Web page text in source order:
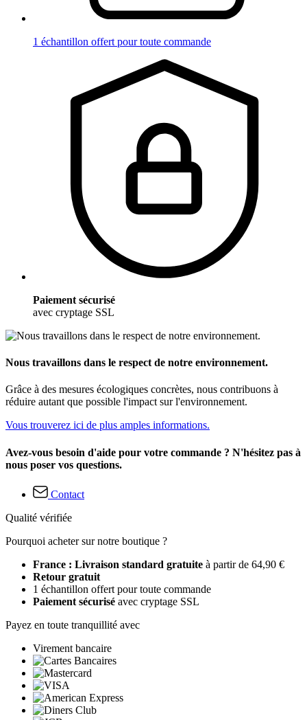
1 échantillon offert pour toute commande
Paiement sécurisé
avec cryptage SSL
Nous travaillons dans le respect de notre environnement.
Grâce à des mesures écologiques concrètes, nous contribuons à
réduire autant que possible l'impact sur l'environnement.
Vous trouverez ici de plus amples informations.
Avez-vous besoin d'aide pour votre commande ? N'hésitez pas à
nous poser vos questions.
Contact
Qualité vérifiée
Pourquoi acheter sur notre boutique ?
France : Livraison standard gratuite à partir de 64,90 €
Retour gratuit
1 échantillon offert pour toute commande
Paiement sécurisé avec cryptage SSL
Payez en toute tranquillité avec
Virement bancaire